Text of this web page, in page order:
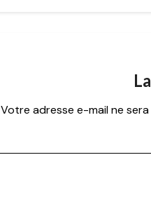
Votre adresse e-mail ne sera